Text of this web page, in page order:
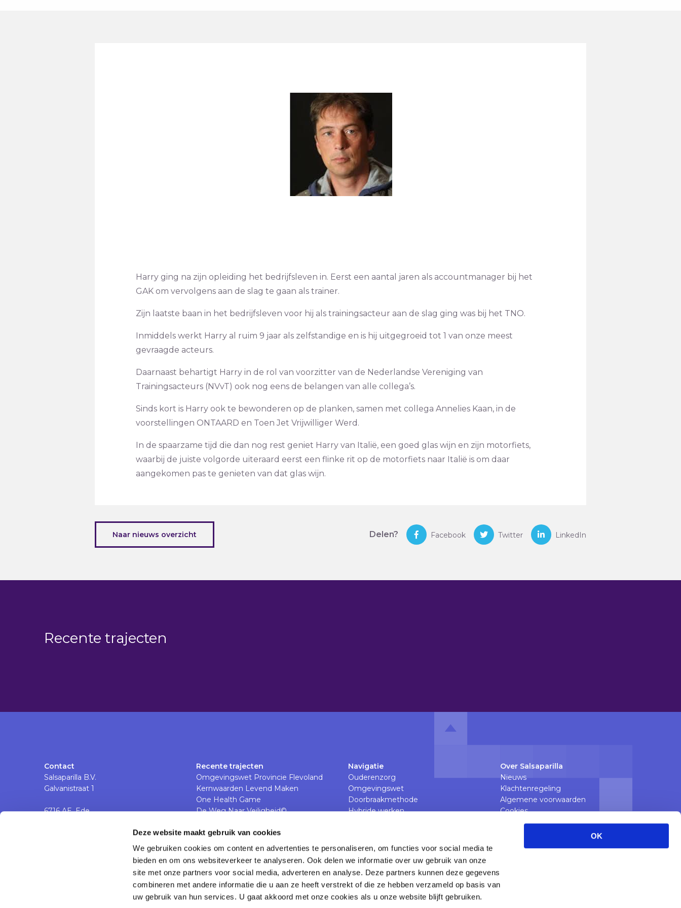
Deze website maakt gebruik van cookies
We gebruiken cookies om content en advertenties te personaliseren, om functies voor social media te
bieden en om ons websiteverkeer te analyseren. Ook delen we informatie over uw gebruik van onze
site met onze partners voor social media, adverteren en analyse. Deze partners kunnen deze gegevens
combineren met andere informatie die u aan ze heeft verstrekt of die ze hebben verzameld op basis van
uw gebruik van hun services. U gaat akkoord met onze cookies als u onze website blijft gebruiken.
OK
Harry ging na zijn opleiding het bedrijfsleven in. Eerst een aantal jaren als accountmanager bij het
GAK om vervolgens aan de slag te gaan als trainer.
Zijn laatste baan in het bedrijfsleven voor hij als trainingsacteur aan de slag ging was bij het TNO.
Inmiddels werkt Harry al ruim 9 jaar als zelfstandige en is hij uitgegroeid tot 1 van onze meest
gevraagde acteurs.
Daarnaast behartigt Harry in de rol van voorzitter van de Nederlandse Vereniging van
Trainingsacteurs (NVvT) ook nog eens de belangen van alle collega’s.
Sinds kort is Harry ook te bewonderen op de planken, samen met collega Annelies Kaan, in de
voorstellingen ONTAARD en Toen Jet Vrijwilliger Werd.
In de spaarzame tijd die dan nog rest geniet Harry van Italië, een goed glas wijn en zijn motorfiets,
waarbij de juiste volgorde uiteraard eerst een flinke rit op de motorfiets naar Italië is om daar
aangekomen pas te genieten van dat glas wijn.
Naar nieuws overzicht Delen? Facebook Twitter LinkedIn
Recente trajecten
Contact
Salsaparilla B.V.
Galvanistraat 1
6716 AE, Ede
Recente trajecten
Omgevingswet Provincie Flevoland
Kernwaarden Levend Maken
One Health Game
De Weg Naar Veiligheid©
Navigatie
Ouderenzorg
Omgevingswet
Doorbraakmethode
Hybride werken
Werkdruk en werkcultuur in de zorg
Verpleegkundig leiderschap
Over Salsaparilla
Nieuws
Klachtenregeling
Algemene voorwaarden
Cookies
Privacyverklaring